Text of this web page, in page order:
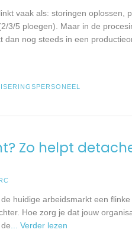
vaak als: storingen oplossen,
3/5 ploegen). Maar in de
dan nog steeds in een
Zo helpt
huidige arbeidsmarkt een
Hoe zorg je dat jouw
... Verder lezen